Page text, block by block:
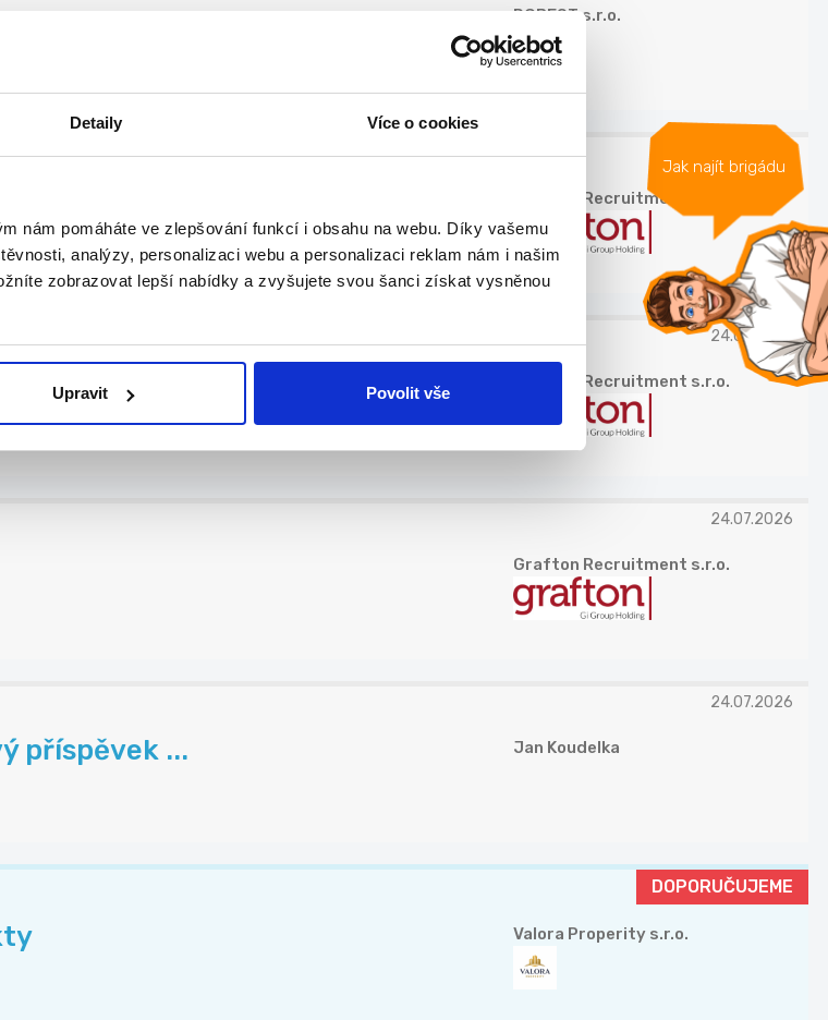
Detaily Více o cookies
nám pomáháte ve zlepšování funkcí i obsahu na webu. Díky vašemu
analýzy, personalizaci webu a personalizaci reklam nám i našim
zobrazovat lepší nabídky a zvyšujete svou šanci získat vysněnou
Upravit Povolit vše
Jak najít brigádu
DOBEST s.r.o.
Grafton Recruitment s.r.o.
24.07.2026
Grafton Recruitment s.r.o.
24.07.2026
Grafton Recruitment s.r.o.
24.07.2026
příspěvek ... Jan Koudelka
DOPORUČUJEME
Valora Properity s.r.o.